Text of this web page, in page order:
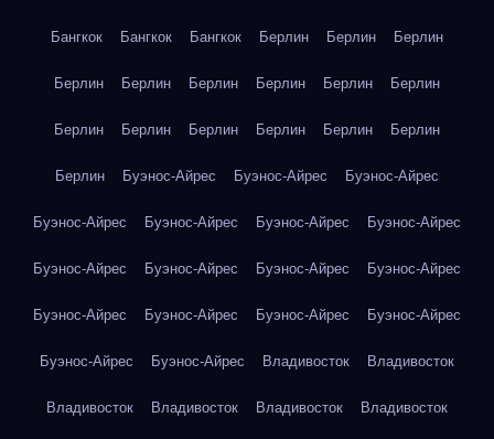
Бангкок Бангкок Бангкок Берлин Берлин Берлин
Берлин Берлин Берлин Берлин Берлин Берлин
Берлин Берлин Берлин Берлин Берлин Берлин
Берлин Буэнос-Айрес Буэнос-Айрес Буэнос-Айрес
Буэнос-Айрес Буэнос-Айрес Буэнос-Айрес Буэнос-Айрес
Буэнос-Айрес Буэнос-Айрес Буэнос-Айрес Буэнос-Айрес
Буэнос-Айрес Буэнос-Айрес Буэнос-Айрес Буэнос-Айрес
Буэнос-Айрес Буэнос-Айрес Владивосток Владивосток
Владивосток Владивосток Владивосток Владивосток